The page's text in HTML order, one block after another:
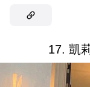
17. 凱